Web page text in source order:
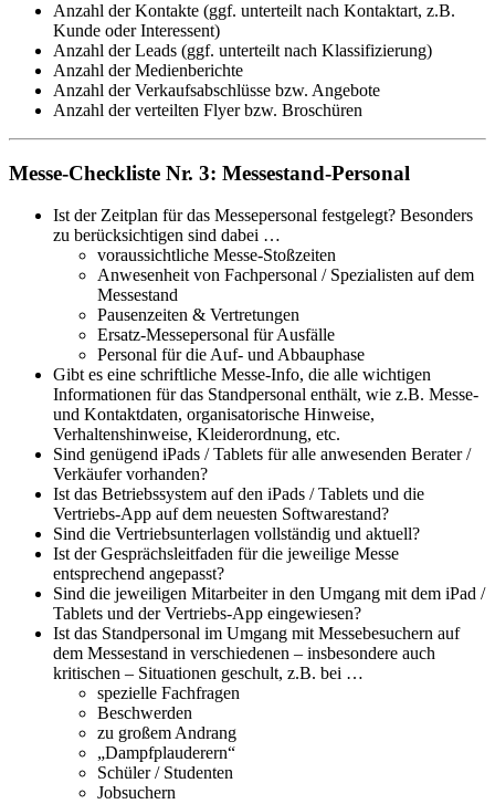
Anzahl der Kontakte (ggf. unterteilt nach Kontaktart, z.B.
Kunde oder Interessent)
Anzahl der Leads (ggf. unterteilt nach Klassifizierung)
Anzahl der Medienberichte
Anzahl der Verkaufsabschlüsse bzw. Angebote
Anzahl der verteilten Flyer bzw. Broschüren
Messe-Checkliste Nr. 3: Messestand-Personal
Ist der Zeitplan für das Messepersonal festgelegt? Besonders
zu berücksichtigen sind dabei …
voraussichtliche Messe-Stoßzeiten
Anwesenheit von Fachpersonal / Spezialisten auf dem
Messestand
Pausenzeiten & Vertretungen
Ersatz-Messepersonal für Ausfälle
Personal für die Auf- und Abbauphase
Gibt es eine schriftliche Messe-Info, die alle wichtigen
Informationen für das Standpersonal enthält, wie z.B. Messe-
und Kontaktdaten, organisatorische Hinweise,
Verhaltenshinweise, Kleiderordnung, etc.
Sind genügend iPads / Tablets für alle anwesenden Berater /
Verkäufer vorhanden?
Ist das Betriebssystem auf den iPads / Tablets und die
Vertriebs-App auf dem neuesten Softwarestand?
Sind die Vertriebsunterlagen vollständig und aktuell?
Ist der Gesprächsleitfaden für die jeweilige Messe
entsprechend angepasst?
Sind die jeweiligen Mitarbeiter in den Umgang mit dem iPad /
Tablets und der Vertriebs-App eingewiesen?
Ist das Standpersonal im Umgang mit Messebesuchern auf
dem Messestand in verschiedenen – insbesondere auch
kritischen – Situationen geschult, z.B. bei …
spezielle Fachfragen
Beschwerden
zu großem Andrang
„Dampfplauderern“
Schüler / Studenten
Jobsuchern